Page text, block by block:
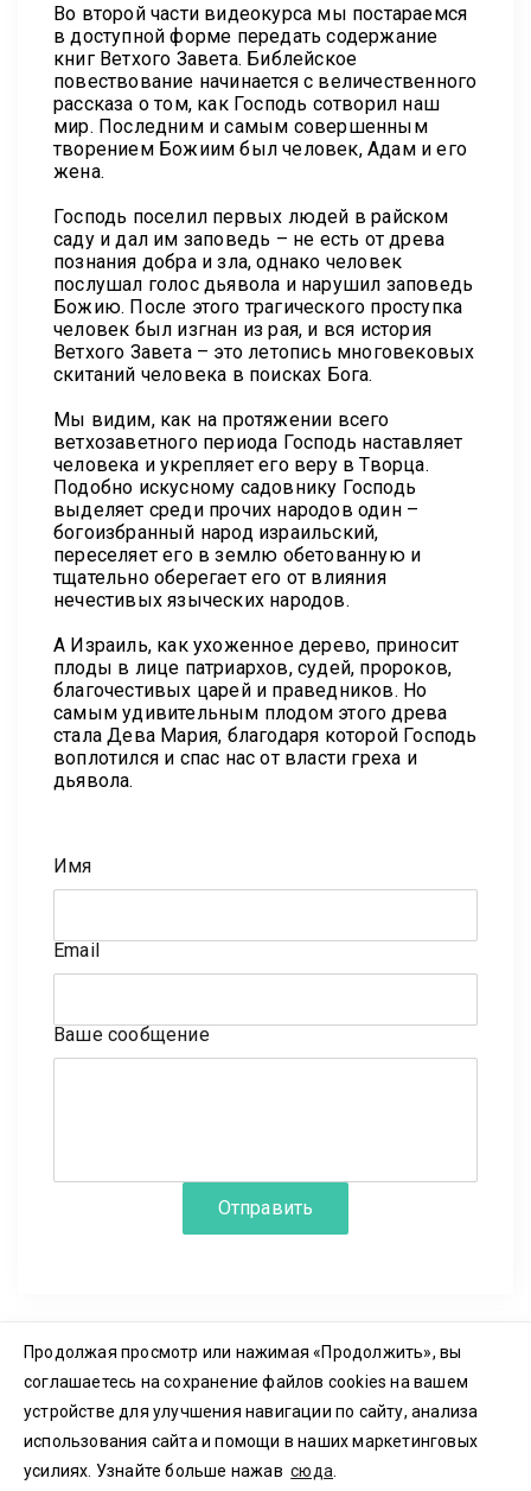
Во второй части видеокурса мы постараемся
в доступной форме передать содержание
книг Ветхого Завета. Библейское
повествование начинается с величественного
рассказа о том, как Господь сотворил наш
мир. Последним и самым совершенным
творением Божиим был человек, Адам и его
жена.
Господь поселил первых людей в райском
саду и дал им заповедь – не есть от древа
познания добра и зла, однако человек
послушал голос дьявола и нарушил заповедь
Божию. После этого трагического проступка
человек был изгнан из рая, и вся история
Ветхого Завета – это летопись многовековых
скитаний человека в поисках Бога.
Мы видим, как на протяжении всего
ветхозаветного периода Господь наставляет
человека и укрепляет его веру в Творца.
Подобно искусному садовнику Господь
выделяет среди прочих народов один –
богоизбранный народ израильский,
переселяет его в землю обетованную и
тщательно оберегает его от влияния
нечестивых языческих народов.
А Израиль, как ухоженное дерево, приносит
плоды в лице патриархов, судей, пророков,
благочестивых царей и праведников. Но
самым удивительным плодом этого древа
стала Дева Мария, благодаря которой Господь
воплотился и спас нас от власти греха и
Имя
Email
Ваше сообщение
Отправить
© 2023-2026 ООО «3Д ПЛАТФОРМА» ИНН 7702437500
Пользовательское соглашение|Политика конфиденциальности
Политика куки-файлов |Согласие на обработку
РезидентСколково |Номер регистрации 2023614699
Продолжая просмотр или нажимая «Продолжить», вы
соглашаетесь на сохранение файлов cookies на вашем
устройстве для улучшения навигации по сайту, анализа
использования сайта и помощи в наших маркетинговых
усилиях. Узнайте больше нажавсюда